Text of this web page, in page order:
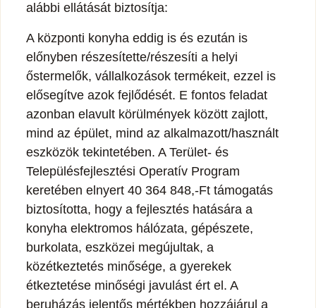
alábbi ellátását biztosítja:
A központi konyha eddig is és ezután is
előnyben részesítette/részesíti a helyi
őstermelők, vállalkozások termékeit, ezzel is
elősegítve azok fejlődését. E fontos feladat
azonban elavult körülmények között zajlott,
mind az épület, mind az alkalmazott/használt
eszközök tekintetében. A Terület- és
Településfejlesztési Operatív Program
keretében elnyert 40 364 848,-Ft támogatás
biztosította, hogy a fejlesztés hatására a
konyha elektromos hálózata, gépészete,
burkolata, eszközei megújultak, a
közétkeztetés minősége, a gyerekek
étkeztetése minőségi javulást ért el. A
beruházás jelentős mértékben hozzájárul a